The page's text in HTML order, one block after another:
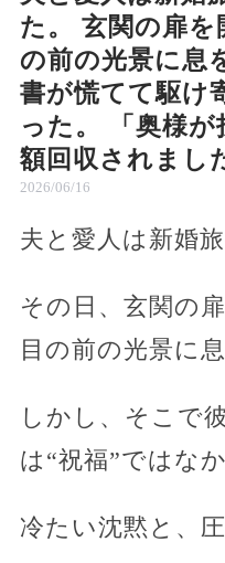
た。 玄関の扉を
の前の光景に息
書が慌てて駆け
った。 「奥様
額回収されまし
2026/06/16
夫と愛人は新婚
その日、玄関の
目の前の光景に
しかし、そこで
は“祝福”ではなか
冷たい沈黙と、